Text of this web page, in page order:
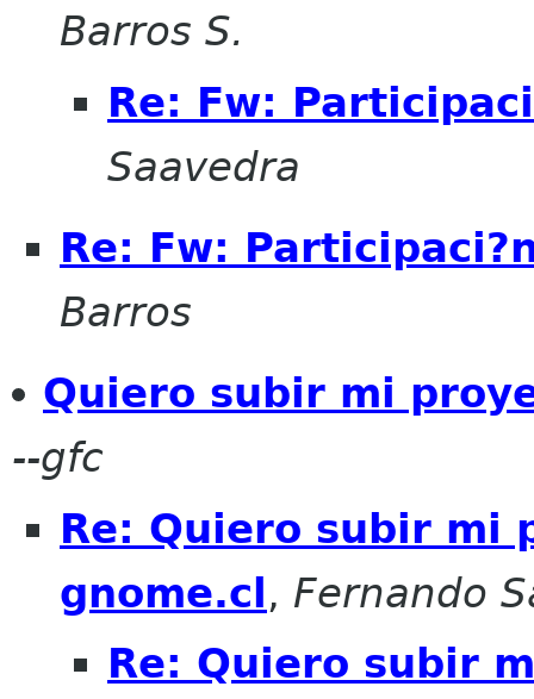
Barros S.
Re: Fw:
Saavedra
Re: Fw:
Barros
Quiero subir mi
--gfc
Re: Quiero subir mi
gnome.cl, Fernando
Re: Quiero subir